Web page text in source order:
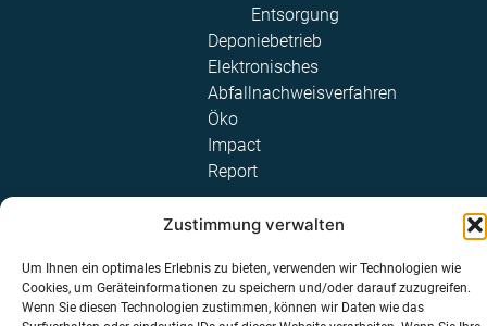
Zustimmung verwalten
Um Ihnen ein optimales Erlebnis zu bieten, verwenden wir Technologien wie
Cookies, um Geräteinformationen zu speichern und/oder darauf zuzugreifen.
Wenn Sie diesen Technologien zustimmen, können wir Daten wie das
Entsorgung​
Deponiebetrieb
Elektronisches
Abfallnachweisverfahren
Öko
Impact
Report
Co. KG für Abfalltransporte
und
Hinweisgeberschutzgesetz
Impressum